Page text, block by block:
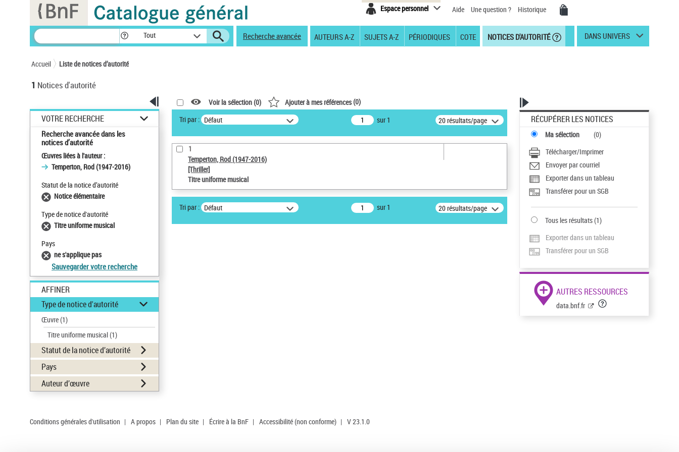
Espace personnel Aide Une question ? Historique
Tout Recherche avancée AUTEURS A-Z SUJETS A-Z PÉRIODIQUES COTE NOTICES D'AUTORITÉ DANS UNIVERS
Accueil Liste de notices d’autorité
1 Notices d'autorité
VOTRE RECHERCHE
Recherche avancée dans les
notices d’autorité
Œuvres liées à l'auteur :
Temperton, Rod (1947-2016)
Statut de la notice d’autorité
Notice élémentaire
Type de notice d'autorité
Titre uniforme musical
Pays
ne s'applique pas
Sauvegarder votre recherche
AFFINER
Type de notice d'autorité
Œuvre(1)
Titre uniforme musical(1)
Statut de la notice d’autorité
Pays
Auteur d’œuvre
Voir la sélection (0) Ajouter à mes références(0)
Tri par : Défaut sur 1 20 résultats/page
1
Temperton, Rod (1947-2016)
[Thriller]
Titre uniforme musical
Tri par : Défaut sur 1 20 résultats/page
RÉCUPÉRER LES NOTICES
Ma sélection (0)
Télécharger/Imprimer
Envoyer par courriel
Exporter dans un tableau
Transférer pour un SGB
Tous les résultats(1)
Exporter dans un tableau
Transférer pour un SGB
AUTRES RESSOURCES
data.bnf.fr
Conditions générales d'utilisation | A propos | Plan du site | Écrire à la BnF | Accessibilité (non conforme) | V 23.1.0
Panneau de gestion des cookies